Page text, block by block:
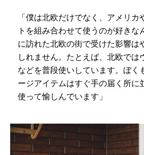
「僕は北欧だけでなく、アメリカ
トを組み合わせて使うのが好きな
に訪れた北欧の街で受けた影響は
しれません。たとえば、北欧では
などを普段使いしています。ぼく
ージアイテムはすぐ手の届く所に
使って愉しんでいます」